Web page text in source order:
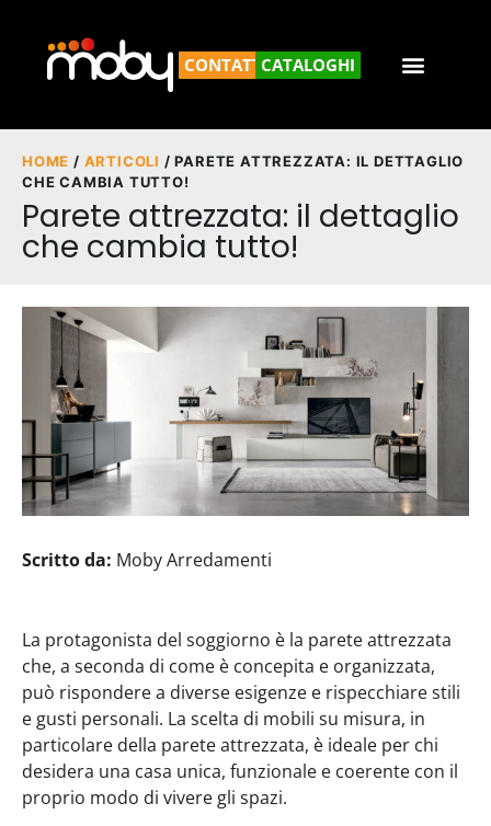
CONTATTACICATALOGHI
HOME / ARTICOLI / PARETE ATTREZZATA: IL DETTAGLIO
CHE CAMBIA TUTTO!
Parete attrezzata: il dettaglio
che cambia tutto!
Scritto da: Moby Arredamenti
La protagonista del soggiorno è la parete attrezzata
che, a seconda di come è concepita e organizzata,
può rispondere a diverse esigenze e rispecchiare stili
e gusti personali. La scelta di mobili su misura, in
particolare della parete attrezzata, è ideale per chi
desidera una casa unica, funzionale e coerente con il
proprio modo di vivere gli spazi.